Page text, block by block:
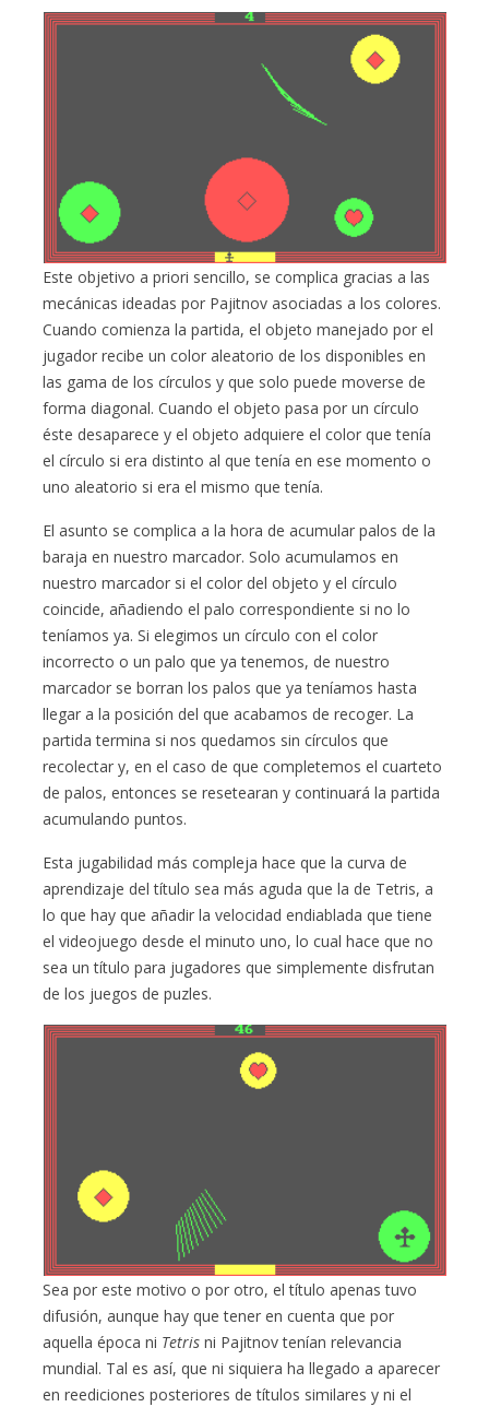
Este objetivo a priori sencillo, se complica gracias a las
mecánicas ideadas por Pajitnov asociadas a los colores.
Cuando comienza la partida, el objeto manejado por el
jugador recibe un color aleatorio de los disponibles en
las gama de los círculos y que solo puede moverse de
forma diagonal. Cuando el objeto pasa por un círculo
éste desaparece y el objeto adquiere el color que tenía
el círculo si era distinto al que tenía en ese momento o
uno aleatorio si era el mismo que tenía.
El asunto se complica a la hora de acumular palos de la
baraja en nuestro marcador. Solo acumulamos en
nuestro marcador si el color del objeto y el círculo
coincide, añadiendo el palo correspondiente si no lo
teníamos ya. Si elegimos un círculo con el color
incorrecto o un palo que ya tenemos, de nuestro
marcador se borran los palos que ya teníamos hasta
llegar a la posición del que acabamos de recoger. La
partida termina si nos quedamos sin círculos que
recolectar y, en el caso de que completemos el cuarteto
de palos, entonces se resetearan y continuará la partida
acumulando puntos.
Esta jugabilidad más compleja hace que la curva de
aprendizaje del título sea más aguda que la de Tetris, a
lo que hay que añadir la velocidad endiablada que tiene
el videojuego desde el minuto uno, lo cual hace que no
sea un título para jugadores que simplemente disfrutan
de los juegos de puzles.
Sea por este motivo o por otro, el título apenas tuvo
difusión, aunque hay que tener en cuenta que por
aquella época ni Tetris ni Pajitnov tenían relevancia
mundial. Tal es así, que ni siquiera ha llegado a aparecer
en reediciones posteriores de títulos similares y ni el